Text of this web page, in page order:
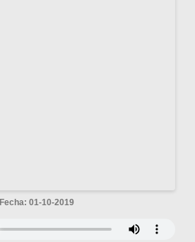
Fecha: 01-10-2019